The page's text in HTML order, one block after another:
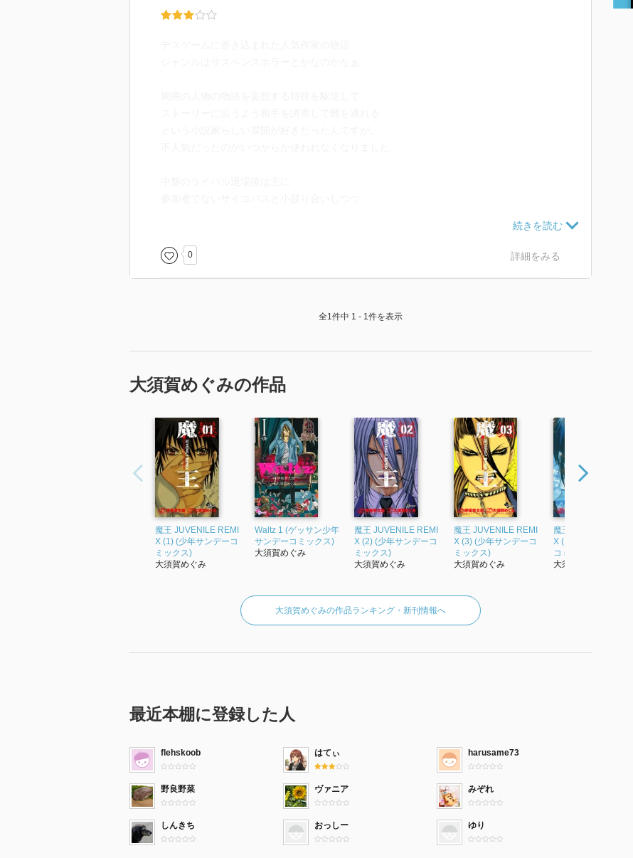
自己犠牲により関係者が一通り幸せに収まる結末へ誘導できました。
のタイトルにはぴったりかな と。
「鞠山が最期に助けそこねた人」とか
読めば読むほど粗が見えるので
最序盤の展開は同時期に連載していた
『This man』との類似を感じました。
本作が好きな方はぜひ。
0 詳細をみる
全1件中 1 - 1件を表示
大須賀めぐみの作品
魔王 JUVENILE REMI
X (1) (少年サンデーコ
ミックス)
大須賀めぐみ
Waltz 1 (ゲッサン少年
サンデーコミックス)
大須賀めぐみ
魔王 JUVENILE REMI
X (2) (少年サンデーコ
ミックス)
大須賀めぐみ
魔王 JUVENILE REMI
X (3) (少年サンデーコ
ミックス)
大須賀めぐみ
魔王 JUVENILE REMI
X (10) (少年サンデー
コミックス)
大須賀めぐみ
大須賀めぐみの作品ランキング・新刊情報へ
最近本棚に登録した人
flehskoob はてぃ harusame73
野良野菜 ヴァニア みぞれ
しんきち おっしー ゆり